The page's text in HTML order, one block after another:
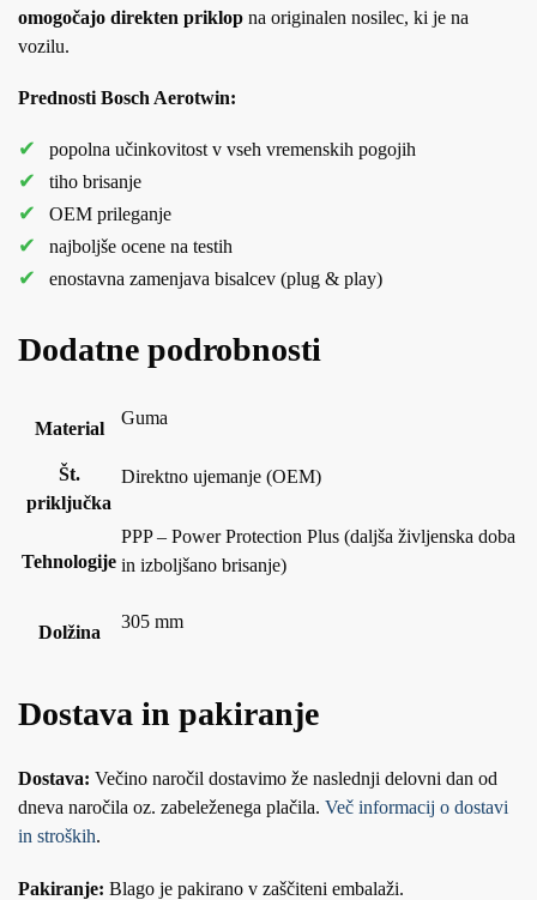
omogočajo direkten priklop na originalen nosilec, ki je na
vozilu.
Prednosti Bosch Aerotwin:
popolna učinkovitost v vseh vremenskih pogojih
tiho brisanje
OEM prileganje
najboljše ocene na testih
enostavna zamenjava bisalcev (plug & play)
Dodatne podrobnosti
Material
Guma
Št.
priključka
Direktno ujemanje (OEM)
Tehnologije
PPP – Power Protection Plus (daljša življenska doba
in izboljšano brisanje)
Dolžina
305 mm
Dostava in pakiranje
Dostava: Večino naročil dostavimo že naslednji delovni dan od
dneva naročila oz. zabeleženega plačila. Več informacij o dostavi
in stroških.
Pakiranje: Blago je pakirano v zaščiteni embalaži.